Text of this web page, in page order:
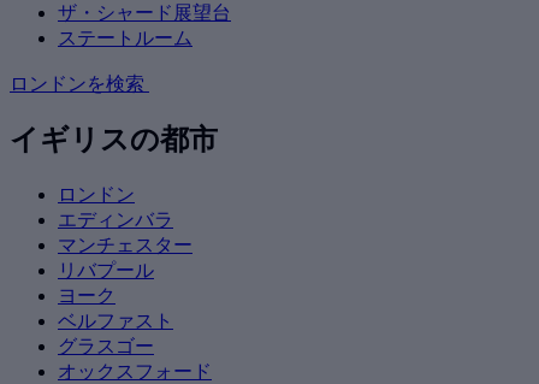
ザ・シャード展望台
ステートルーム
ロンドンを検索
イギリスの都市
ロンドン
エディンバラ
マンチェスター
リバプール
ヨーク
ベルファスト
グラスゴー
オックスフォード